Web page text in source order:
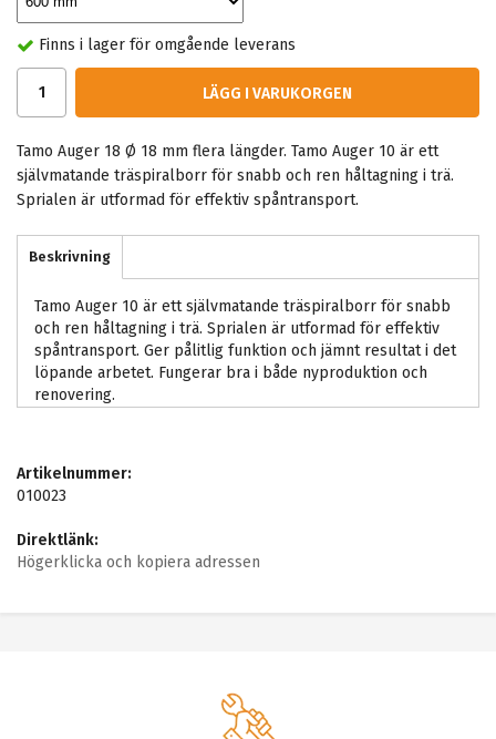
Finns i lager för omgående leverans
LÄGG I VARUKORGEN
Tamo Auger 18 Ø 18 mm flera längder. Tamo Auger 10 är ett
självmatande träspiralborr för snabb och ren håltagning i trä.
Sprialen är utformad för effektiv spåntransport.
Beskrivning
Tamo Auger 10 är ett självmatande träspiralborr för snabb
och ren håltagning i trä. Sprialen är utformad för effektiv
spåntransport. Ger pålitlig funktion och jämnt resultat i det
löpande arbetet. Fungerar bra i både nyproduktion och
renovering.
Artikelnummer:
010023
Direktlänk:
Högerklicka och kopiera adressen